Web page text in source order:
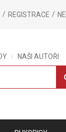
REGISTRACE
NAŠI AUTOŘI